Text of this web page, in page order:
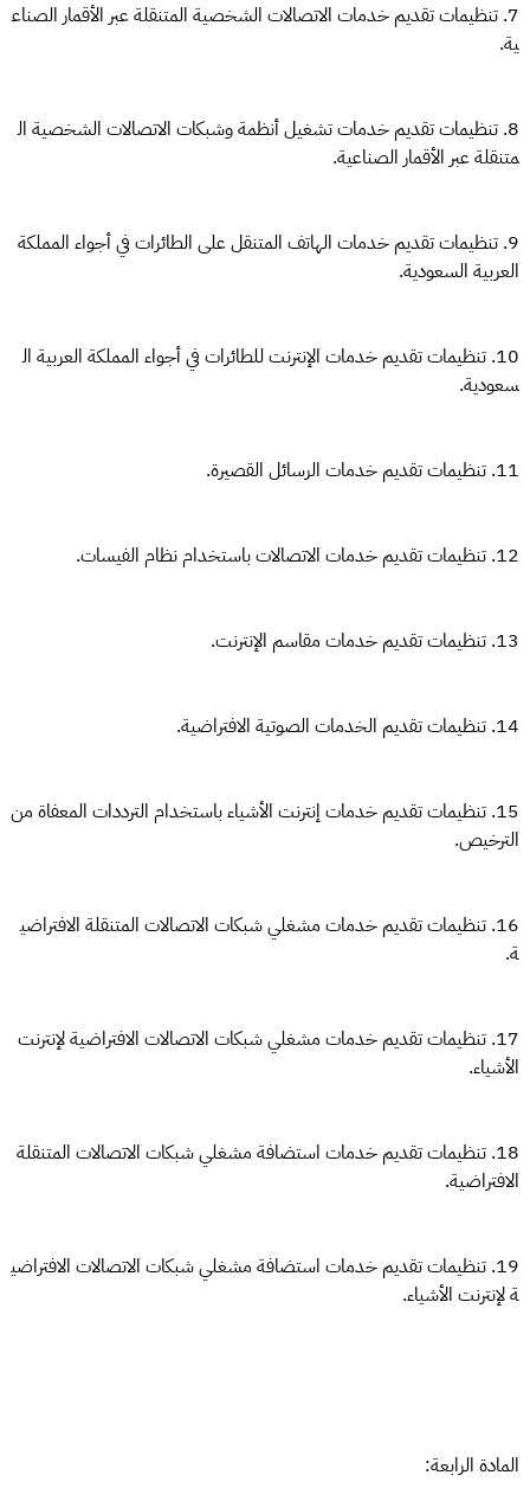
7. تنظيمات تقديم خدمات الاتصالات الشخصية المتنقلة عبر الأقمار الصناع
ية.
8. تنظيمات تقديم خدمات تشغيل أنظمة وشبكات الاتصالات الشخصية ال
متنقلة عبر الأقمار الصناعية.
9. تنظيمات تقديم خدمات الهاتف المتنقل على الطائرات في أجواء المملكة
العربية السعودية.
10. تنظيمات تقديم خدمات الإنترنت للطائرات في أجواء المملكة العربية ال
سعودية.
11. تنظيمات تقديم خدمات الرسائل القصيرة.
12. تنظيمات تقديم خدمات الاتصالات باستخدام نظام الفيسات.
13. تنظيمات تقديم خدمات مقاسم الإنترنت.
14. تنظيمات تقديم الخدمات الصوتية الافتراضية.
15. تنظيمات تقديم خدمات إنترنت الأشياء باستخدام الترددات المعفاة من
الترخيص.
16. تنظيمات تقديم خدمات مشغلي شبكات الاتصالات المتنقلة الافتراضي
ة.
17. تنظيمات تقديم خدمات مشغلي شبكات الاتصالات الافتراضية لإنترنت
الأشياء.
18. تنظيمات تقديم خدمات استضافة مشغلي شبكات الاتصالات المتنقلة
الافتراضية.
19. تنظيمات تقديم خدمات استضافة مشغلي شبكات الاتصالات الافتراضي
ة لإنترنت الأشياء.
المادة الرابعة: